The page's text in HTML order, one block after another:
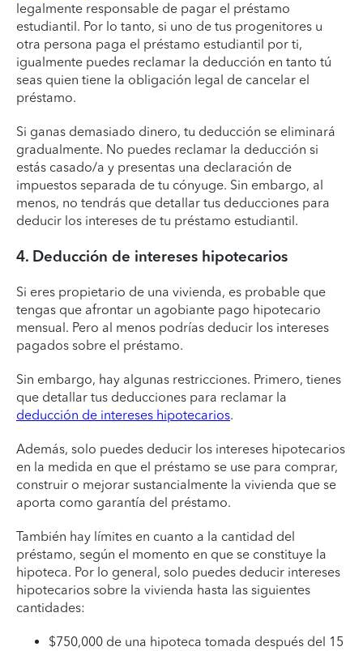
legalmente responsable de pagar el préstamo
estudiantil. Por lo tanto, si uno de tus progenitores u
otra persona paga el préstamo estudiantil por ti,
igualmente puedes reclamar la deducción en tanto tú
seas quien tiene la obligación legal de cancelar el
préstamo.
Si ganas demasiado dinero, tu deducción se eliminará
gradualmente. No puedes reclamar la deducción si
estás casado/a y presentas una declaración de
impuestos separada de tu cónyuge. Sin embargo, al
menos, no tendrás que detallar tus deducciones para
deducir los intereses de tu préstamo estudiantil.
4. Deducción de intereses hipotecarios
Si eres propietario de una vivienda, es probable que
tengas que afrontar un agobiante pago hipotecario
mensual. Pero al menos podrías deducir los intereses
pagados sobre el préstamo.
Sin embargo, hay algunas restricciones. Primero, tienes
que detallar tus deducciones para reclamar la
deducción de intereses hipotecarios.
Además, solo puedes deducir los intereses hipotecarios
en la medida en que el préstamo se use para comprar,
construir o mejorar sustancialmente la vivienda que se
aporta como garantía del préstamo.
También hay límites en cuanto a la cantidad del
préstamo, según el momento en que se constituye la
hipoteca. Por lo general, solo puedes deducir intereses
hipotecarios sobre la vivienda hasta las siguientes
cantidades:
$750,000 de una hipoteca tomada después del 15